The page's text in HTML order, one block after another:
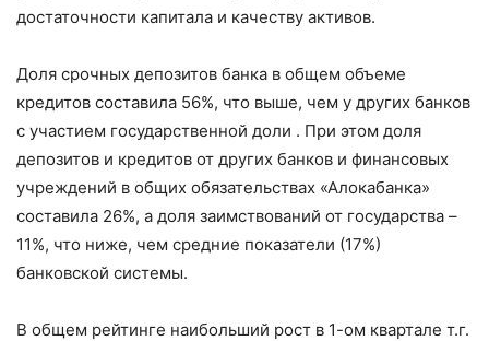
достаточности капитала и качеству активов.
Доля срочных депозитов банка в общем объеме
кредитов составила 56%, что выше, чем у других банков
с участием государственной доли . При этом доля
депозитов и кредитов от других банков и финансовых
учреждений в общих обязательствах «Алокабанка»
составила 26%, а доля заимствований от государства –
11%, что ниже, чем средние показатели (17%)
банковской системы.
В общем рейтинге наибольший рост в 1-ом квартале т.г.